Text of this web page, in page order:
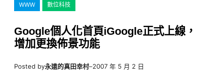
WWW 數位科技
Google個人化首頁iGoogle正式上線，
增加更換佈景功能
Posted by永遠的真田幸村–2007 年 5 月 2 日